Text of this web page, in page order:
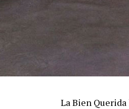
La Bien